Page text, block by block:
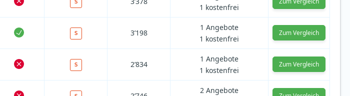
S
1 kostenfrei
S 3’198
1 Angebote
1 kostenfrei
Zum Vergleich
S 2’834
1 Angebote
1 kostenfrei
Zum Vergleich
2 Angebote